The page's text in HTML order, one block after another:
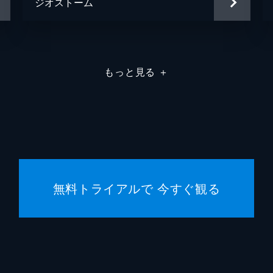
もっと見る ＋
無料トライアルで 今すぐ観る